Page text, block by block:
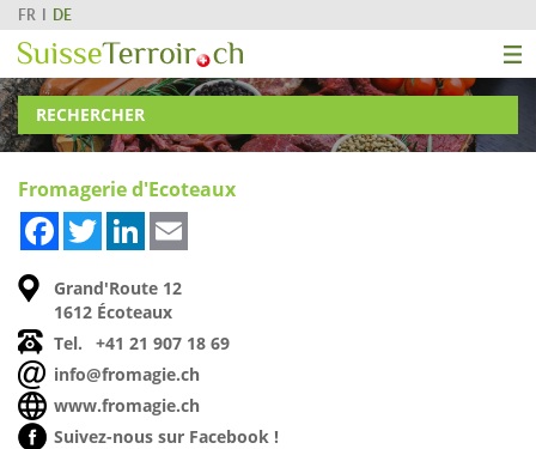
FR DE
RECHERCHER
Fromagerie d'Ecoteaux
FacebookTwitterLinkedIn
Grand'Route 12
1612 Écoteaux
Tel.
+41 21 907 18 69
info@fromagie.ch
www.fromagie.ch
Suivez-nous sur Facebook !